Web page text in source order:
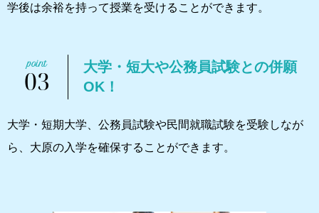
学後は余裕を持って授業を受けることができます。
03
大学・短大や公務員試験との併願
OK！
大学・短期大学、公務員試験や民間就職試験を受験しなが
ら、大原の入学を確保することができます。